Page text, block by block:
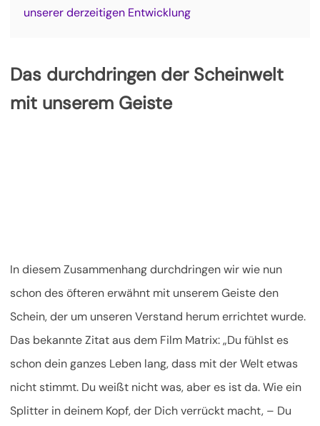
unserer derzeitigen Entwicklung
Das durchdringen der Scheinwelt
mit unserem Geiste
In diesem Zusammenhang durchdringen wir wie nun
schon des öfteren erwähnt mit unserem Geiste den
Schein, der um unseren Verstand herum errichtet wurde.
Das bekannte Zitat aus dem Film Matrix: „Du fühlst es
schon dein ganzes Leben lang, dass mit der Welt etwas
nicht stimmt. Du weißt nicht was, aber es ist da. Wie ein
Splitter in deinem Kopf, der Dich verrückt macht, – Du